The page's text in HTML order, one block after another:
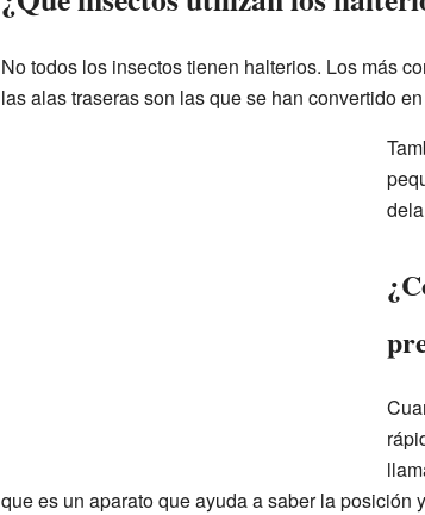
No todos los insectos tienen halterios. Los más
las alas traseras son las que se han convertido
que es un aparato que ayuda a saber la posición